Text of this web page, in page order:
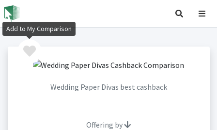
Wedding Paper Divas best cashback
Offering by
Add to My Comparison